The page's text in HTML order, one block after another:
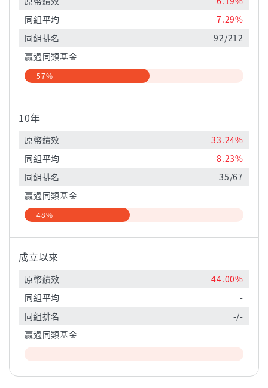
同組平均
7.29%
同組排名
92/212
贏過同類基金
57%
10年
原幣績效
33.24%
同組平均
8.23%
同組排名
35/67
贏過同類基金
48%
成立以來
原幣績效
44.00%
同組平均
-
同組排名
-/-
贏過同類基金